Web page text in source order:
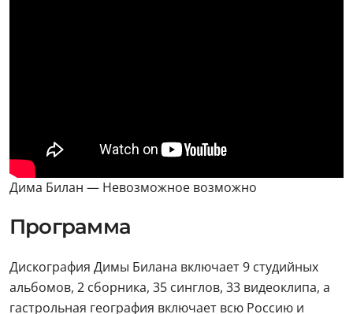
Дима Билан — Невозможное возможно
Программа
Дискография Димы Билана включает 9 студийных
альбомов, 2 сборника, 35 синглов, 33 видеоклипа, а
гастрольная география включает всю Россию и